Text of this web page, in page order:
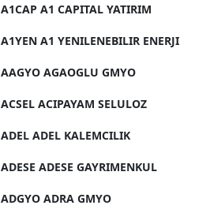
A1CAP A1 CAPITAL YATIRIM
A1YEN A1 YENILENEBILIR ENERJI
AAGYO AGAOGLU GMYO
ACSEL ACIPAYAM SELULOZ
ADEL ADEL KALEMCILIK
ADESE ADESE GAYRIMENKUL
ADGYO ADRA GMYO